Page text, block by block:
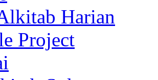
Harian
Project